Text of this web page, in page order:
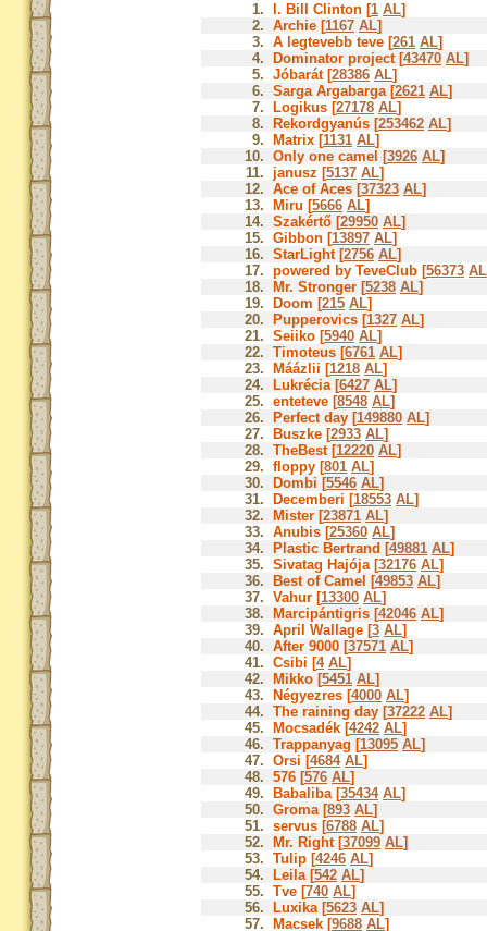
1. I. Bill Clinton [1 AL]
2. Archie [1167 AL]
3. A legtevebb teve [261 AL]
4.
Dominator project [43470 AL]
5. Jóbarát [28386 AL]
6. Sarga Argabarga [2621 AL]
7.
Logikus [27178 AL]
8.
Rekordgyanús [253462 AL]
9.
Matrix [1131 AL]
10. Only one camel [3926 AL]
11. janusz [5137 AL]
12. Ace of Aces [37323 AL]
13.
Miru [5666 AL]
14. Szakértő [29950 AL]
15. Gibbon [13897 AL]
16. StarLight [2756 AL]
17. powered by TeveClub [56373 AL
18.
Mr. Stronger [5238 AL]
19.
Doom [215 AL]
20.
Pupperovics [1327 AL]
21. Seiiko [5940 AL]
22. Timoteus [6761 AL]
23.
Máázlii [1218 AL]
24.
Lukrécia [6427 AL]
25. enteteve [8548 AL]
26.
Perfect day [149880 AL]
27.
Buszke [2933 AL]
28. TheBest [12220 AL]
29. floppy [801 AL]
30.
Dombi [5546 AL]
31.
Decemberi [18553 AL]
32.
Mister [23871 AL]
33. Anubis [25360 AL]
34.
Plastic Bertrand [49881 AL]
35. Sivatag Hajója [32176 AL]
36.
Best of Camel [49853 AL]
37. Vahur [13300 AL]
38.
Marcipántigris [42046 AL]
39. April Wallage [3 AL]
40. After 9000 [37571 AL]
41. Csibi [4 AL]
42.
Mikko [5451 AL]
43.
Négyezres [4000 AL]
44. The raining day [37222 AL]
45.
Mocsadék [4242 AL]
46. Trappanyag [13095 AL]
47. Orsi [4684 AL]
48. 576 [576 AL]
49.
Babaliba [35434 AL]
50. Groma [893 AL]
51. servus [6788 AL]
52.
Mr. Right [37099 AL]
53. Tulip [4246 AL]
54.
Leila [542 AL]
55. Tve [740 AL]
56.
Luxika [5623 AL]
57.
Macsek [9688 AL]